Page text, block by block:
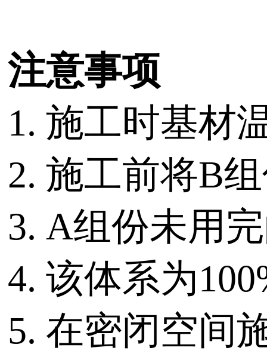
注意事项
1. 施工时基材
2. 施工前将B
3. A组份未用
4. 该体系为
5. 在密闭空间